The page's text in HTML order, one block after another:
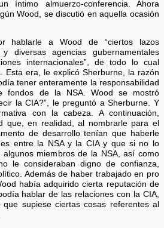
íntimo almuerzo-conferencia. Ahora
Wood, se discutió en aquella ocasión
hablarle a Wood de “ciertos lazos
diversas agencias gubernamentales
internacionales”, de todo lo cual
Esta era, le explicó Sherburne, la razón
tener enteramente la responsabilidad
fondos de la NSA. Wood se mostró
la CIA?”, le preguntó a Sherburne. Y
con la cabeza. A continuación,
que, en realidad, al nombrarle para el
de desarrollo tenían que haberle
entre la NSA y la CIA y que si no lo
miembros de la NSA, así como
le consideraban digno de confianza,
Además de haber trabajado en pro
había adquirido cierta reputación de
hablar de las relaciones con la CIA,
supiese ciertas cosas referentes al